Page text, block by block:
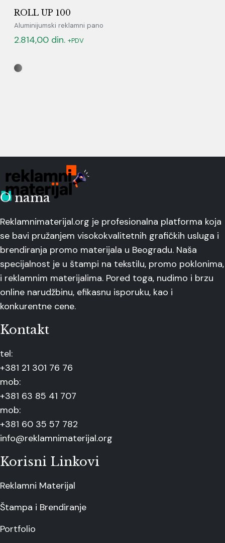
ROLL UP 100
Aluminijumski reklamni pano
2.814,00 din. +PDV
O nama
Reklamnimaterijal.org je profesionalna platforma koja
se bavi pružanjem visokokvalitetnih grafičkih usluga i
brendiranja promo materijala u Beogradu. Naša
specijalnost je u štampi na tekstilu, promo poklonima,
i reklamnim materijalima. Pored toga, nudimo i brzu
online narudžbinu, efikasnu isporuku, kao i
konkurentne cene.
Kontakt
tel:
+381 21 301 76 76
mob:
+381 63 85 41 707
mob:
+381 60 35 57 782
info@reklamnimaterijal.org
Korisni Linkovi
Reklamni Materijal
Štampa i Brendiranje
Portfolio